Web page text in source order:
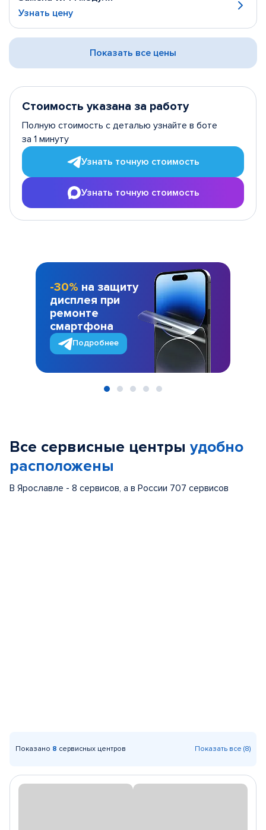
Узнать цену
Показать все цены
Стоимость указана за работу
Полную стоимость с деталью узнайте в боте
за 1 минуту
Узнать точную стоимость
Узнать точную стоимость
-30% на защиту
дисплея при
ремонте
смартфона
Подробнее
Все сервисные центры удобно
расположены
В Ярославле - 8 сервисов, а в России 707 сервисов
Показано 8 сервисных центров Показать все (8)